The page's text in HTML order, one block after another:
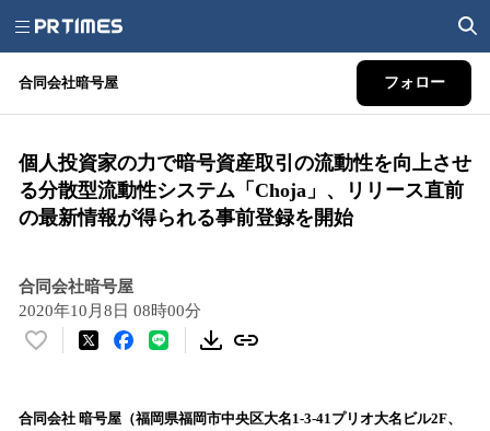
合同会社暗号屋 フォロー
個人投資家の力で暗号資産取引の流動性を向上させ
る分散型流動性システム「Choja」、リリース直前
の最新情報が得られる事前登録を開始
合同会社暗号屋
2020年10月8日 08時00分
い
！
合同会社 暗号屋（福岡県福岡市中央区大名1-3-41プリオ大名ビル2F、